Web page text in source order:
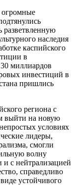
огромные
разветвленную
наследия
каспийского
в
миллиардов
инвестиций в
пришлись
региона с
выйти на новую
условиях
лидеры,
смогли
волну
с нейтрализацией
справедливо
устойчивого